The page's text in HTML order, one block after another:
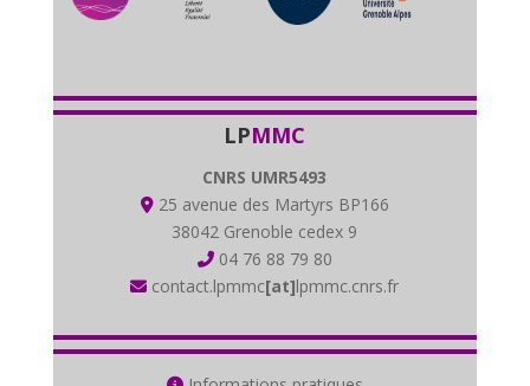
LPMMC
CNRS UMR5493
25 avenue des Martyrs BP166
38042 Grenoble cedex 9
04 76 88 79 80
contact.lpmmc[at]lpmmc.cnrs.fr